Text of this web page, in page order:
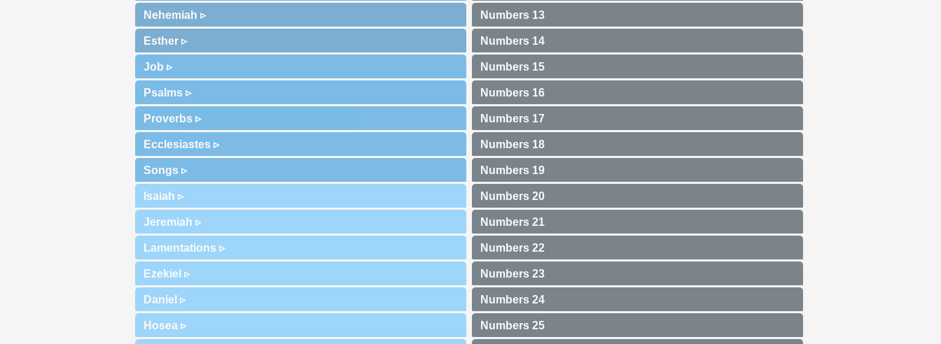
Nehemiah ▹
Esther ▹
Job ▹
Psalms ▹
Proverbs ▹
Ecclesiastes ▹
Songs ▹
Isaiah ▹
Jeremiah ▹
Lamentations ▹
Ezekiel ▹
Daniel ▹
Hosea ▹